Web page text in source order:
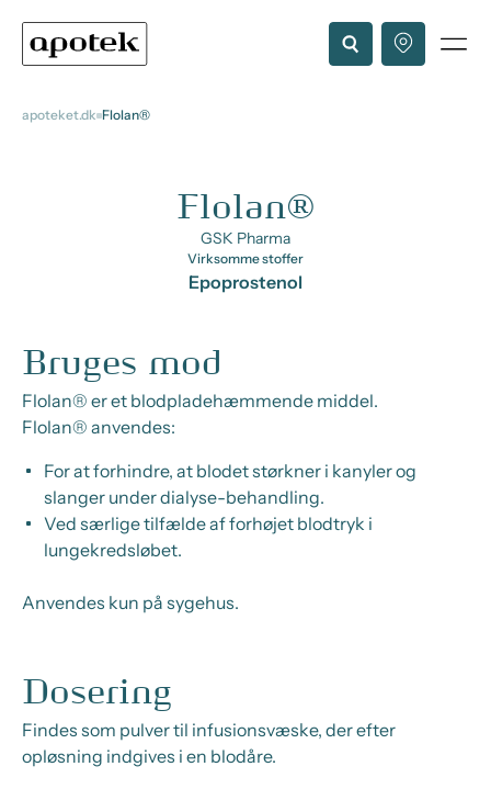
apoteket.dk Flolan®
Flolan®
GSK Pharma
Virksomme stoffer
Epoprostenol
Bruges mod
Flolan® er et blodpladehæmmende middel.
Flolan® anvendes:
For at forhindre, at blodet størkner i kanyler og
slanger under dialyse-behandling.
Ved særlige tilfælde af forhøjet blodtryk i
lungekredsløbet.
Anvendes kun på sygehus.
Dosering
Findes som pulver til infusionsvæske, der efter
opløsning indgives i en blodåre.